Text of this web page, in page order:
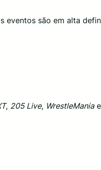
eventos são em alta
, 205 Live, WrestleManiae